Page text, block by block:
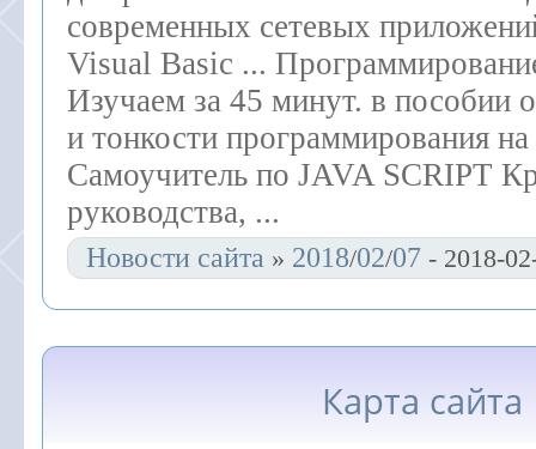
современных сетевых
Visual Basic ...
Изучаем за 45 минут. в пособии
и тонкости программирования на
Самоучитель по JAVA SCRIPT
руководства, ...
Новости сайта » 2018/02/07 - 2018-
Карта сайта